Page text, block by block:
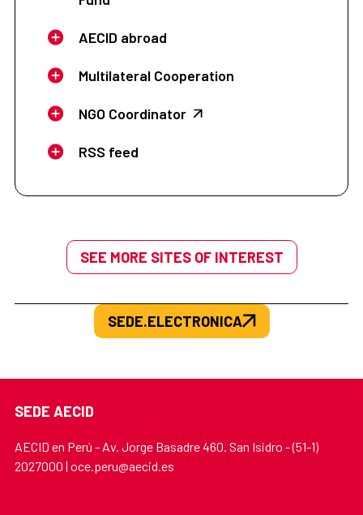
AECID abroad
Multilateral Cooperation
NGO Coordinator
RSS feed
SEE MORE SITES OF INTEREST
SEDE.ELECTRONICA
SEDE AECID
AECID en Perú - Av. Jorge Basadre 460. San Isidro - (51-1)
2027000 | oce.peru@aecid.es